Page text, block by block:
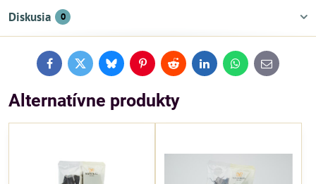
Diskusia 0
FacebookTwitterBlueskyPinterestReddit LinkedInWhatsApp
E-
mail
Alternatívne produkty